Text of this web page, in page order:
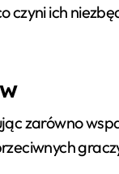
czyni ich
zarówno